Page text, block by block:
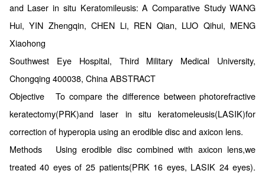
and Laser in situ Keratomileusis: A Comparative Study WANG
Hui, YIN Zhengqin, CHEN Li, REN Qian, LUO Qihui, MENG
Xiaohong
Southwest Eye Hospital, Third Military Medical University,
Chongqing 400038, China ABSTRACT
Objective To compare the difference between photorefractive
keratectomy(PRK)and laser in situ keratomeleusis(LASIK)for
correction of hyperopia using an erodible disc and axicon lens.
Methods Using erodible disc combined with axicon lens,we
treated 40 eyes of 25 patients(PRK 16 eyes, LASIK 24 eyes).